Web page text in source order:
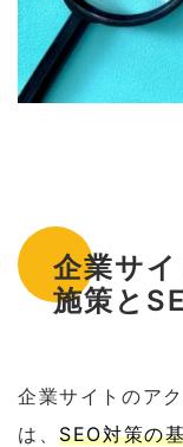
企業サ
施策と
企業サイトのア
は、SEO対策の